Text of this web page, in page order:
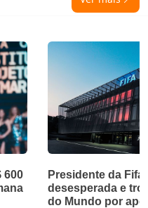
600
Presidente da
desesperada e
do Mundo por